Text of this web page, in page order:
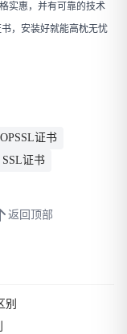
实惠，并有可靠的技术
，安装好就能高枕无忧
证书
证书
返回顶部
别